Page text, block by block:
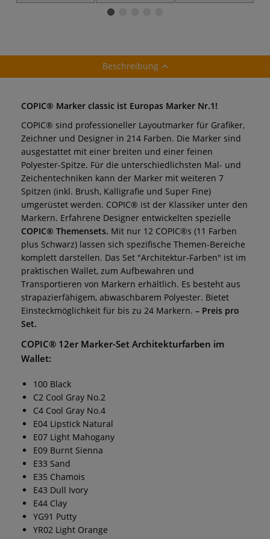
Beschreibung
COPIC® Marker classic ist Europas Marker Nr.1!
COPIC® sind professioneller Layoutmarker für Grafiker,
Zeichner und Designer in 214 Farben. Die Marker sind
ausgestattet mit einer breiten und einer feinen
Polyester-Spitze. Für die unterschiedlichsten Mal- und
Zeichentechniken kann der Marker mit weiteren 7
Spitzen (inkl. Brush, Kalligrafie und Super Fine)
umgerüstet werden. COPIC® ist der Klassiker unter den
Markern. Erfahrene Designer entwickelten spezielle
COPIC® Themensets. Mit nur 12 COPIC®s (11 Farben
plus Schwarz) lassen sich spezifische Themen-Bereiche
komplett darstellen. Das Set "Architektur-Farben" ist im
praktischen Wallet, zum Aufbewahren und
Transportieren von Markern erhältlich. Es besteht aus
strapazierfähigem, abwaschbarem Polyester. Bietet
Einsteckmöglichkeit für bis zu 24 Markern. – Preis pro
Set.
COPIC® 12er Marker-Set Architekturfarben im
Wallet:
100 Black
C2 Cool Gray No.2
C4 Cool Gray No.4
E04 Lipstick Natural
E07 Light Mahogany
E09 Burnt Sienna
E33 Sand
E35 Chamois
E43 Dull Ivory
E44 Clay
YG91 Putty
YR02 Light Orange